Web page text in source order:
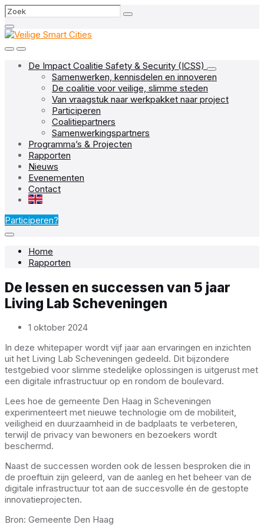
Skip
to
content
Skip
to
main
navigation
Skip
to
footer
Search
De Impact Coalitie Safety & Security (ICSS)
Samenwerken, kennisdelen en innoveren
De coalitie voor veilige, slimme steden
Van vraagstuk naar werkpakket naar project
Participeren
Coalitiepartners
Samenwerkingspartners
Programma’s & Projecten
Rapporten
Nieuws
Evenementen
Contact
EN
Participeren?
Home
Rapporten
De lessen en successen van 5 jaar
Living Lab Scheveningen
1 oktober 2024
In deze whitepaper wordt vijf jaar aan ervaringen en inzichten
uit het Living Lab Scheveningen gedeeld. Dit bijzondere
testgebied voor slimme stedelijke oplossingen is uitgerust met
een digitale infrastructuur op en rondom de boulevard.
Lees hoe de gemeente Den Haag in Scheveningen
experimenteert met nieuwe technologie om de mobiliteit,
veiligheid en duurzaamheid in de badplaats te verbeteren,
terwijl de privacy van bewoners en bezoekers wordt
beschermd.
Naast de successen worden ook de lessen besproken die in
de proeftuin zijn geleerd, van de aanleg en het beheer van de
digitale infrastructuur tot aan de succesvolle én de gestopte
innovatieprojecten.
Bron: Gemeente Den Haag